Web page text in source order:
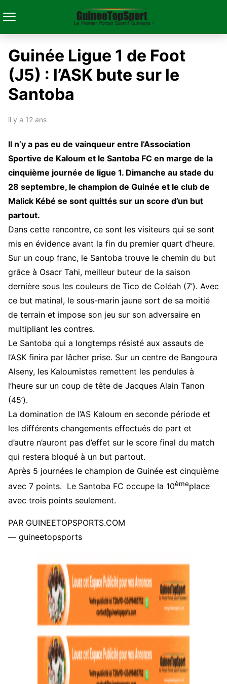
Guinée Ligue 1 de Foot
(J5) : l’ASK bute sur le
Santoba
il y a 12 ans
Il n’y a pas eu de vainqueur entre l’Association
Sportive de Kaloum et le Santoba FC en marge de la
cinquième journée de ligue 1. Dimanche au stade du
28 septembre, le champion de Guinée et le club de
Malick Kébé se sont quittés sur un score d’un but
partout.
Dans cette rencontre, ce sont les visiteurs qui se sont
mis en évidence avant la fin du premier quart d’heure.
Sur un coup franc, le Santoba trouve le chemin du but
grâce à Osacr Tahi, meilleur buteur de la saison
dernière sous les couleurs de Tico de Coléah (7’). Avec
ce but matinal, le sous-marin jaune sort de sa moitié
de terrain et impose son jeu sur son adversaire en
multipliant les contres.
Le Santoba qui a longtemps résisté aux assauts de
l’ASK finira par lâcher prise. Sur un centre de Bangoura
Alseny, les Kaloumistes remettent les pendules à
l’heure sur un coup de tête de Jacques Alain Tanon
(45’).
La domination de l’AS Kaloum en seconde période et
les différents changements effectués de part et
d’autre n’auront pas d’effet sur le score final du match
qui restera bloqué à un but partout.
Après 5 journées le champion de Guinée est cinquième
avec 7 points. Le Santoba FC occupe la 10èmeplace
avec trois points seulement.
PAR GUINEETOPSPORTS.COM
— guineetopsports